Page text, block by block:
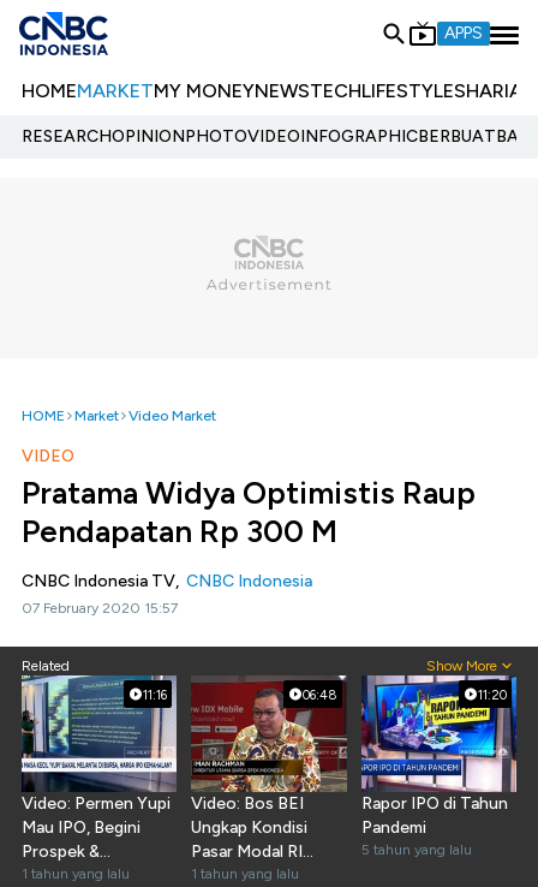
APPS
HOMEMARKETMY MONEYNEWSTECHLIFESTYLESHARIA
RESEARCHOPINIONPHOTOVIDEOINFOGRAPHIC
HOME Market Video Market
VIDEO
Pratama Widya Optimistis Raup
Pendapatan Rp 300 M
CNBC Indonesia TV, CNBC Indonesia
07 February 2020 15:57
Related Show More
11:16
Video: Permen Yupi
Mau IPO, Begini
Prospek &
Kinerjanya!
1 tahun yang lalu
06:48
Video: Bos BEI
Ungkap Kondisi
Pasar Modal RI
Pasca Pelantikan
1 tahun yang lalu
11:20
Rapor IPO di Tahun
Pandemi
5 tahun yang lalu